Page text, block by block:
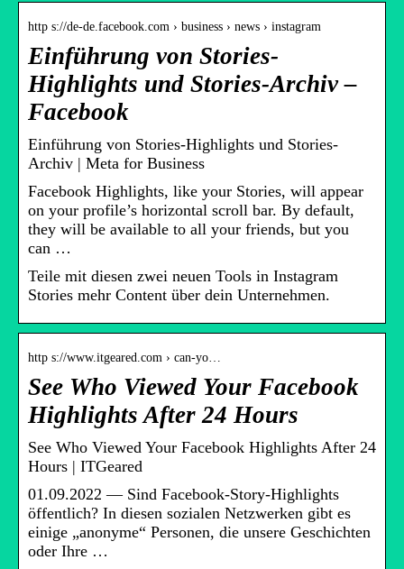
http s://de-de.facebook.com › business › news › instagram
Einführung von Stories-
Highlights und Stories-Archiv –
Facebook
Einführung von Stories-Highlights und Stories-
Archiv | Meta for Business
Facebook Highlights, like your Stories, will appear
on your profile’s horizontal scroll bar. By default,
they will be available to all your friends, but you
can …
Teile mit diesen zwei neuen Tools in Instagram
Stories mehr Content über dein Unternehmen.
http s://www.itgeared.com › can-yo…
See Who Viewed Your Facebook
Highlights After 24 Hours
See Who Viewed Your Facebook Highlights After 24
Hours | ITGeared
01.09.2022 — Sind Facebook-Story-Highlights
öffentlich? In diesen sozialen Netzwerken gibt es
einige „anonyme“ Personen, die unsere Geschichten
oder Ihre …